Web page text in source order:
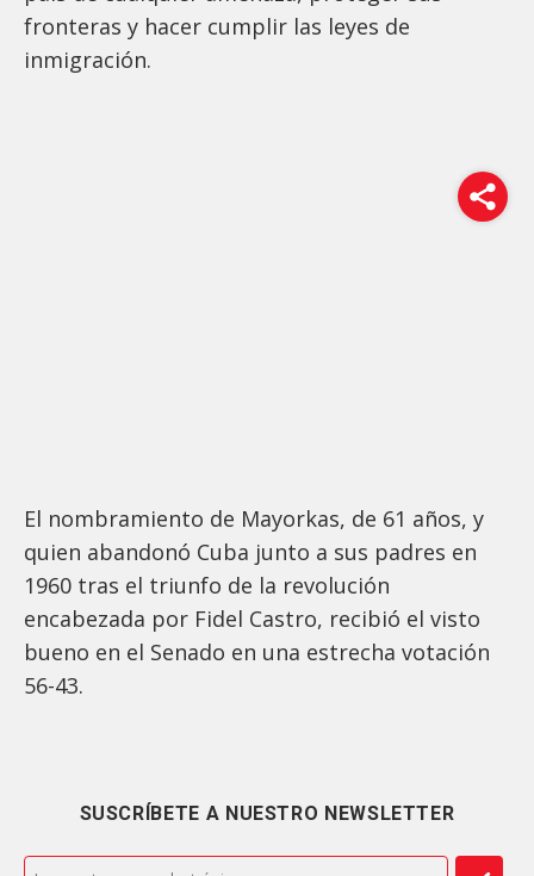
fronteras y hacer cumplir las leyes de
inmigración.
El nombramiento de Mayorkas, de 61 años, y
quien abandonó Cuba junto a sus padres en
1960 tras el triunfo de la revolución
encabezada por Fidel Castro, recibió el visto
bueno en el Senado en una estrecha votación
56-43.
SUSCRÍBETE A NUESTRO NEWSLETTER